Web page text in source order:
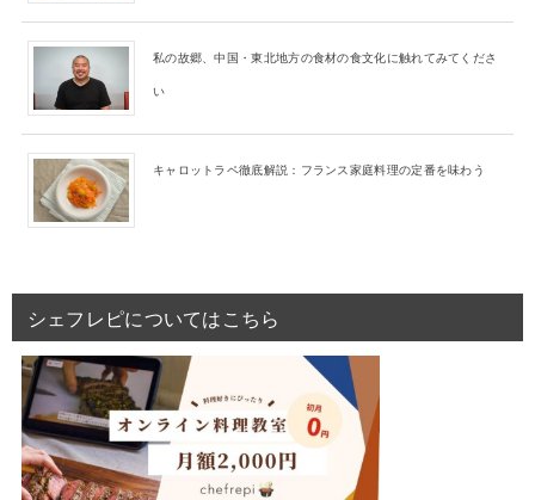
私の故郷、中国・東北地方の食材の食文化に触れてみてくださ
い
キャロットラペ徹底解説：フランス家庭料理の定番を味わう
シェフレピについてはこちら